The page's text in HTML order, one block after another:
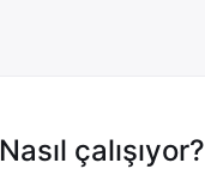
Nasıl çalışıyor?